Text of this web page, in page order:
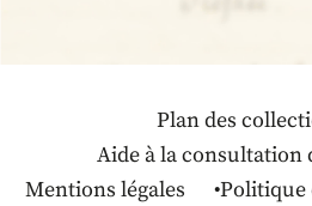
Plan des
Aide à la consultation
Mentions légales
Politique